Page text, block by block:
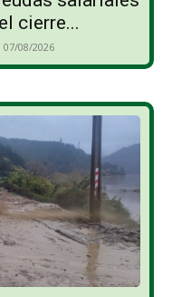
cierre...
07/08/2026